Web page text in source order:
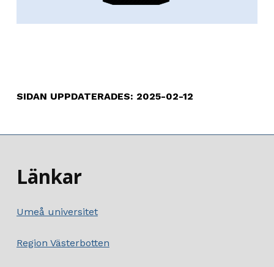
SIDAN UPPDATERADES: 2025-02-12
Länkar
Umeå universitet
Region Västerbotten